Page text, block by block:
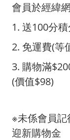
會員於經緯
1. 送100分
2. 免運費(等
3. 購物滿
(價值$98)
※未係會員
迎新購物金